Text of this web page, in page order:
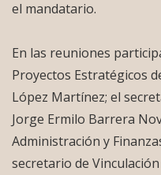
el mandatario.
En las reuniones
Proyectos Estratégicos
López Martínez; el
Jorge Ermilo Barrera
Administración y
secretario de